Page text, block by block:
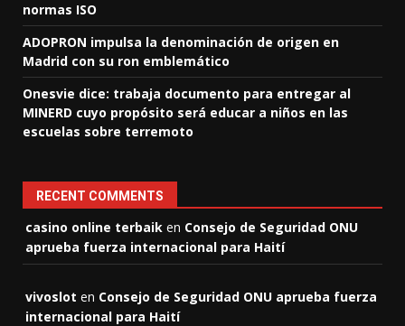
normas ISO
ADOPRON impulsa la denominación de origen en
Madrid con su ron emblemático
Onesvie dice: trabaja documento para entregar al
MINERD cuyo propósito será educar a niños en las
escuelas sobre terremoto
RECENT COMMENTS
casino online terbaik en Consejo de Seguridad ONU
aprueba fuerza internacional para Haití
vivoslot en Consejo de Seguridad ONU aprueba fuerza
internacional para Haití